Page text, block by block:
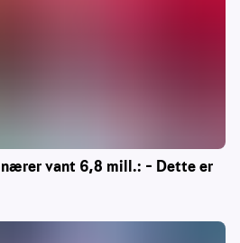
vant 6,8 mill.: – Dette er